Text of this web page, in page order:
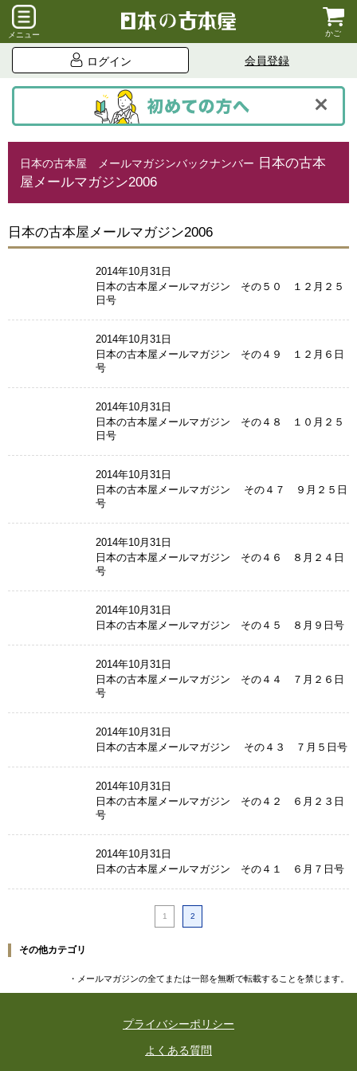
メニュー かご
ログイン 会員登録
⽇本の古本屋 メールマガジンバックナンバー
日本の古本
屋メールマガジン2006
日本の古本屋メールマガジン2006
2014年10月31日
日本の古本屋メールマガジン その５０ １２月２５
日号
2014年10月31日
日本の古本屋メールマガジン その４９ １２月６日
号
2014年10月31日
日本の古本屋メールマガジン その４８ １０月２５
日号
2014年10月31日
日本の古本屋メールマガジン その４７ ９月２５日
号
2014年10月31日
日本の古本屋メールマガジン その４６ ８月２４日
号
2014年10月31日
日本の古本屋メールマガジン その４５ ８月９日号
2014年10月31日
日本の古本屋メールマガジン その４４ ７月２６日
号
2014年10月31日
日本の古本屋メールマガジン その４３ ７月５日号
2014年10月31日
日本の古本屋メールマガジン その４２ ６月２３日
号
2014年10月31日
日本の古本屋メールマガジン その４１ ６月７日号
1 2
その他カテゴリ
・メールマガジンの全てまたは一部を無断で転載することを禁じます。
プライバシーポリシー
よくある質問